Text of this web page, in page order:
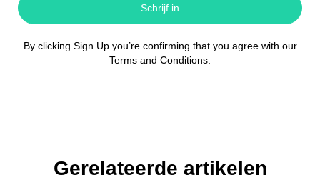
Schrijf in
By clicking Sign Up you’re confirming that you agree with our
Terms and Conditions.
Gerelateerde artikelen